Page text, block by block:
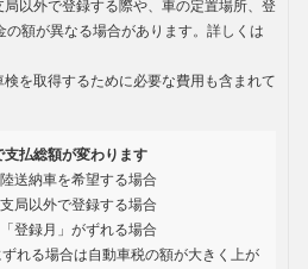
以外で登録する際や、車の定置場所、登
額が異なる場合があります。詳しくは
を取得するために必要な費用も含まれて
支払総額が変わります
送納車を希望する場合
局以外で登録する場合
登録月」がずれる場合
ずれる場合は自動車税の額が大きく上が